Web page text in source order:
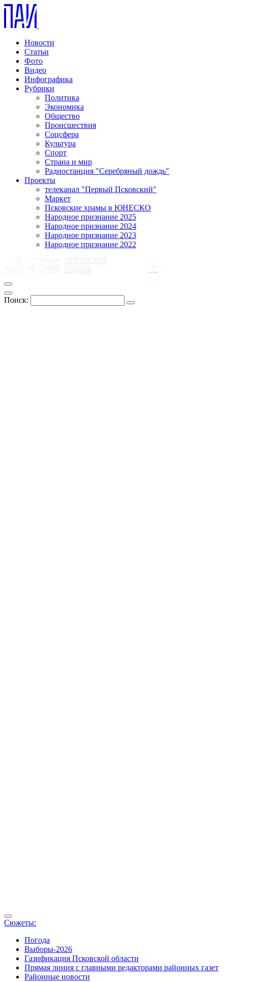
Новости
Статьи
Фото
Видео
Инфографика
Рубрики
Политика
Экономика
Общество
Происшествия
Соцсфера
Культура
Спорт
Страна и мир
Радиостанция "Серебряный дождь"
Проекты
телеканал "Первый Псковский"
Маркет
Псковские храмы в ЮНЕСКО
Народное признание 2025
Народное признание 2024
Народное признание 2023
Народное признание 2022
Поиск:
Сюжеты:
Погода
Выборы-2026
Газификация Псковской области
Прямая линия с главными редакторами районных газет
Районные новости